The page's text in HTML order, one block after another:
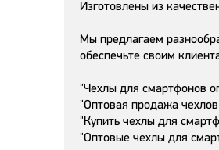
Изготовлены из
Мы предлагаем
обеспечьте своим
"Чехлы для смартфонов
"Оптовая продажа
"Купить чехлы для
"Оптовые чехлы для